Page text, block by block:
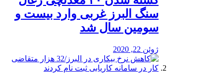
سنگ البرز غربی وارد بیست و
سومین سال شد
ژوئن 22, 2020